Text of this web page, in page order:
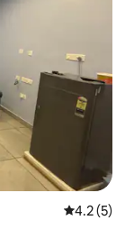
4.2 (5)